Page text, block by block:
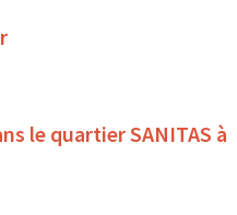
le quartier SANITAS à